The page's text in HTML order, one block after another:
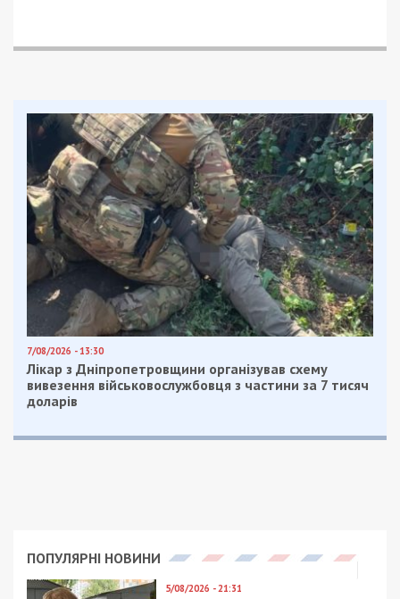
7/08/2026 - 13:30
Лікар з Дніпропетровщини організував схему
вивезення військовослужбовця з частини за 7 тисяч
доларів
ПОПУЛЯРНІ НОВИНИ
5/08/2026 - 21:31